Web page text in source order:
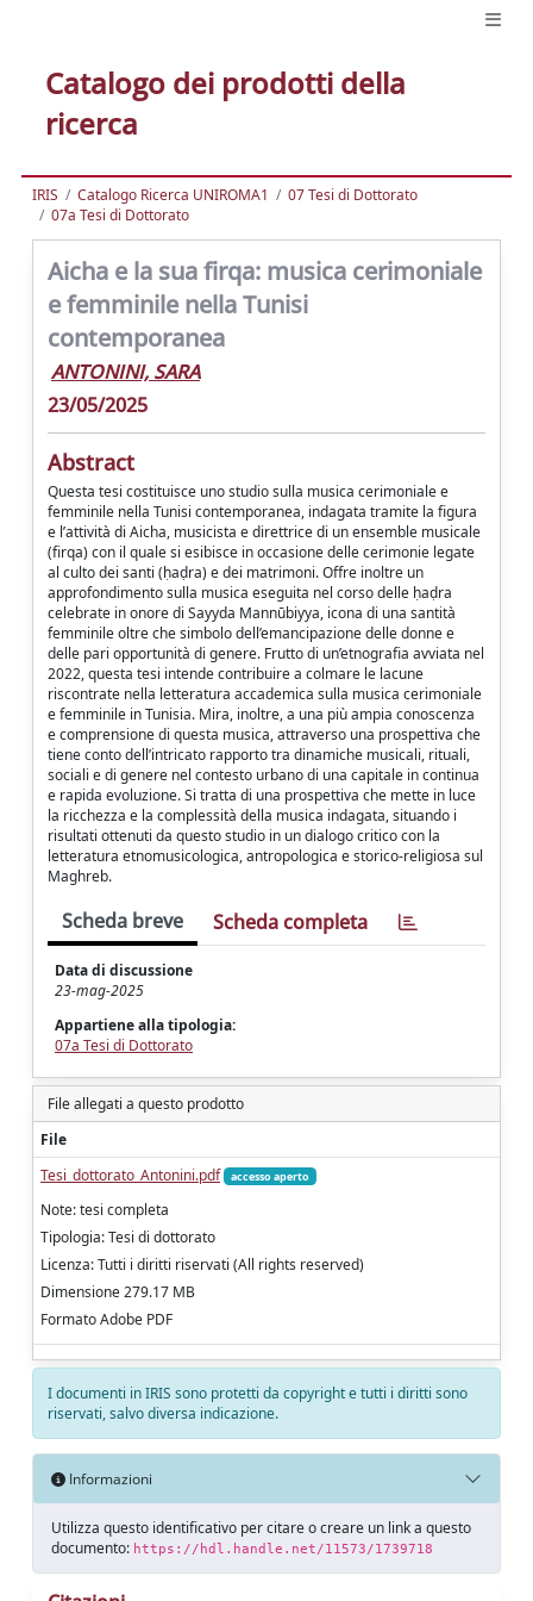
Catalogo dei prodotti della
ricerca
IRIS Catalogo Ricerca UNIROMA1
07 Tesi di Dottorato
07a Tesi di Dottorato
Aicha e la sua firqa: musica cerimoniale
e femminile nella Tunisi
contemporanea
ANTONINI, SARA
23/05/2025
Abstract
Questa tesi costituisce uno studio sulla musica cerimoniale e
femminile nella Tunisi contemporanea, indagata tramite la figura
e l’attività di Aicha, musicista e direttrice di un ensemble musicale
(firqa) con il quale si esibisce in occasione delle cerimonie legate
al culto dei santi (ḥaḍra) e dei matrimoni. Offre inoltre un
approfondimento sulla musica eseguita nel corso delle ḥaḍra
celebrate in onore di Sayyda Mannūbiyya, icona di una santità
femminile oltre che simbolo dell’emancipazione delle donne e
delle pari opportunità di genere. Frutto di un’etnografia avviata nel
2022, questa tesi intende contribuire a colmare le lacune
riscontrate nella letteratura accademica sulla musica cerimoniale
e femminile in Tunisia. Mira, inoltre, a una più ampia conoscenza
e comprensione di questa musica, attraverso una prospettiva che
tiene conto dell’intricato rapporto tra dinamiche musicali, rituali,
sociali e di genere nel contesto urbano di una capitale in continua
e rapida evoluzione. Si tratta di una prospettiva che mette in luce
la ricchezza e la complessità della musica indagata, situando i
risultati ottenuti da questo studio in un dialogo critico con la
letteratura etnomusicologica, antropologica e storico-religiosa sul
Maghreb.
Scheda breve Scheda completa
Data di discussione
23-mag-2025
Appartiene alla tipologia:
07a Tesi di Dottorato
File allegati a questo prodotto
File
Tesi_dottorato_Antonini.pdf
accesso aperto
Note: tesi completa
Tipologia: Tesi di dottorato
Licenza: Tutti i diritti riservati (All rights reserved)
Dimensione 279.17 MB
Formato Adobe PDF
I documenti in IRIS sono protetti da copyright e tutti i diritti sono
riservati, salvo diversa indicazione.
Informazioni
Utilizza questo identificativo per citare o creare un link a questo
documento: https://hdl.handle.net/11573/1739718